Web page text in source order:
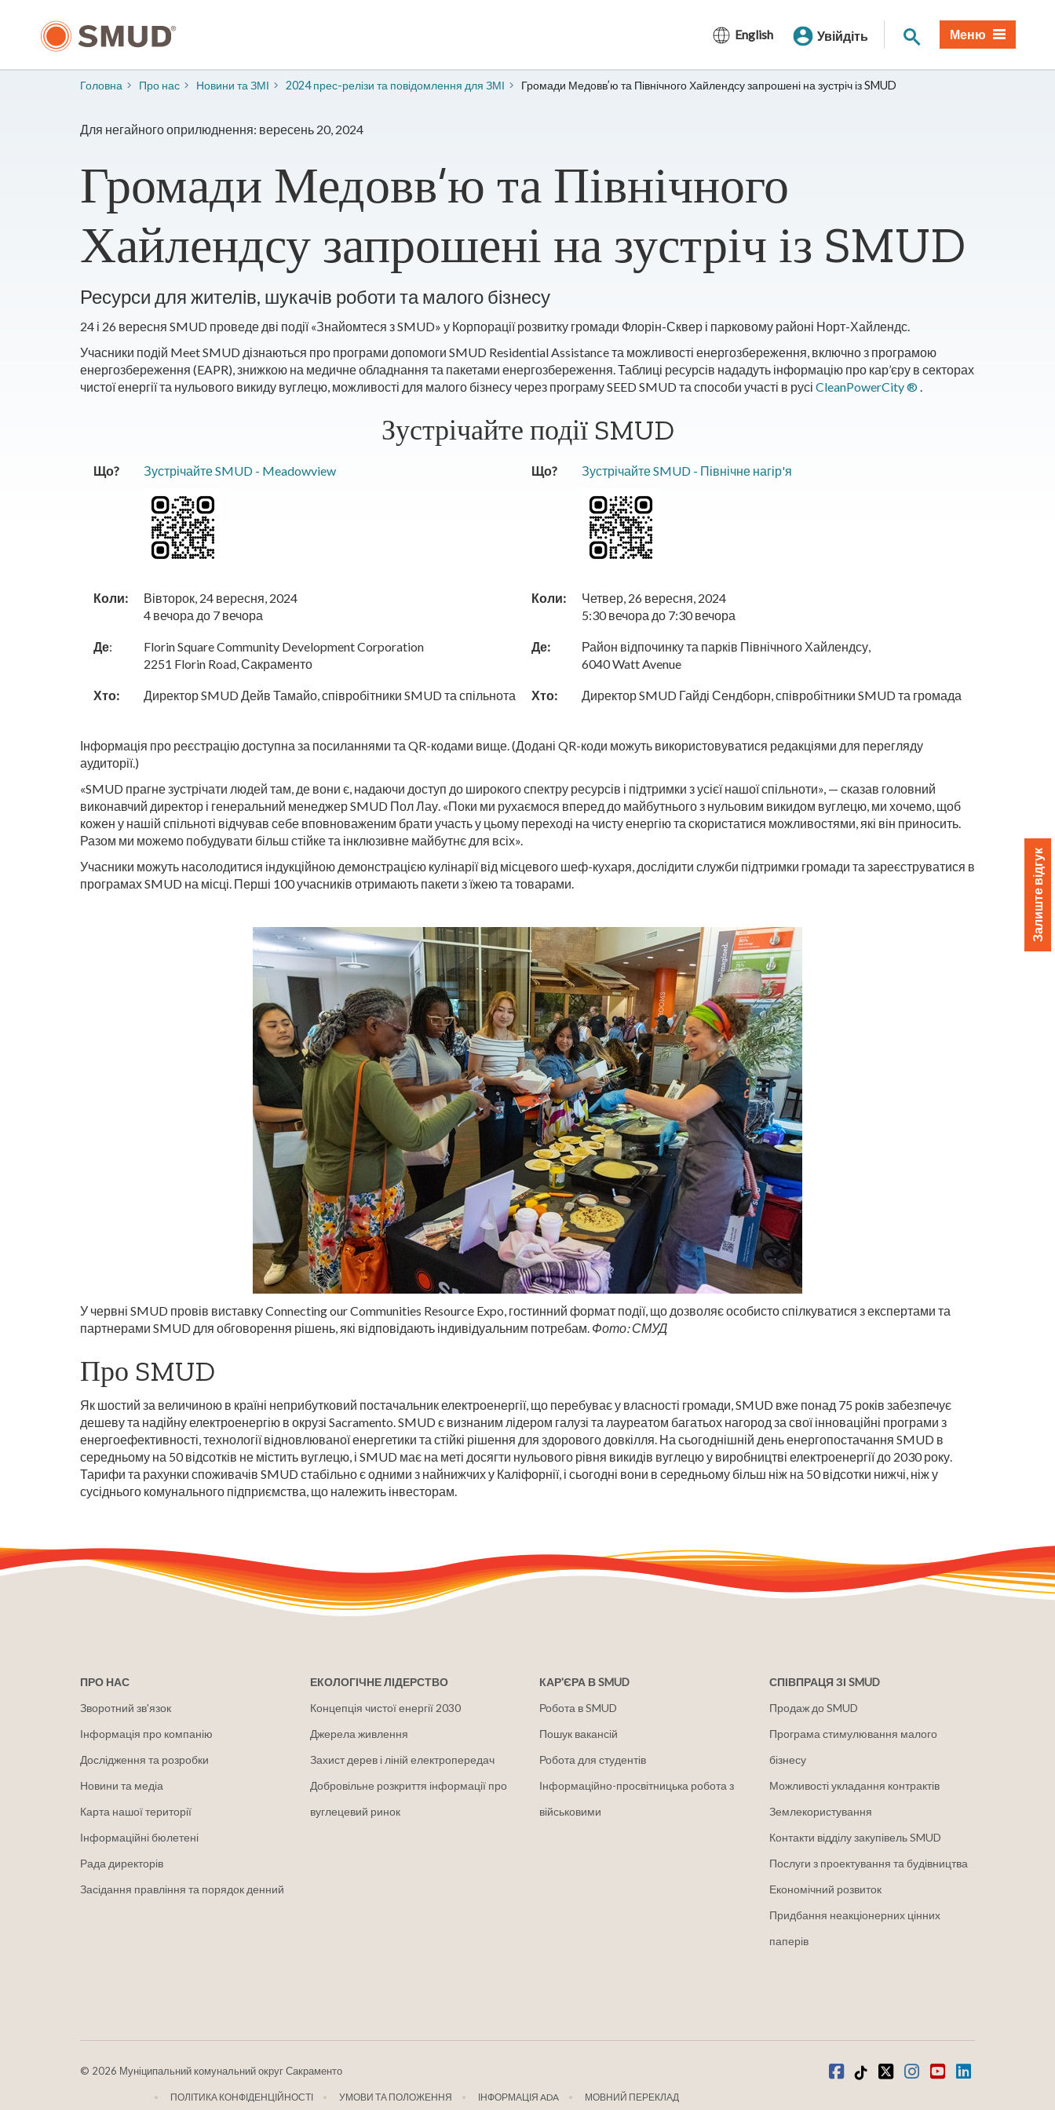
основного
English Увійдіть Пошук по сайту
Меню
Головна Про нас ​Новини та ЗМІ 2024 прес-релізи та повідомлення для ЗМІ Громади Медовв’ю та Північного Хайлендсу запрошені на зустріч із SMUD
Для негайного оприлюднення: вересень 20, 2024
Громади Медовв’ю та Північного
Хайлендсу запрошені на зустріч із SMUD
Ресурси для жителів, шукачів роботи та малого бізнесу
24 і 26 вересня SMUD проведе дві події «Знайомтеся з SMUD» у Корпорації розвитку громади Флорін-Сквер і парковому районі Норт-Хайлендс.
Учасники подій Meet SMUD дізнаються про програми допомоги SMUD Residential Assistance та можливості енергозбереження, включно з програмою
енергозбереження (EAPR), знижкою на медичне обладнання та пакетами енергозбереження. Таблиці ресурсів нададуть інформацію про кар’єру в секторах
чистої енергії та нульового викиду вуглецю, можливості для малого бізнесу через програму SEED SMUD та способи участі в русі CleanPowerCity ® .
Зустрічайте події SMUD
Що? Зустрічайте SMUD - Meadowview Що? Зустрічайте SMUD - Північне нагір'я
Коли:
Вівторок, 24 вересня, 2024
4 вечора до 7 вечора
Коли:
Четвер, 26 вересня, 2024
5:30 вечора до 7:30 вечора
Де:
Florin Square Community Development Corporation
2251 Florin Road, Сакраменто
Де:
Район відпочинку та парків Північного Хайлендсу,
6040 Watt Avenue
Хто: Директор SMUD Дейв Тамайо, співробітники SMUD та спільнота Хто: Директор SMUD Гайді Сендборн, співробітники SMUD та громада
Інформація про реєстрацію доступна за посиланнями та QR-кодами вище. (Додані QR-коди можуть використовуватися редакціями для перегляду
аудиторії.)
«SMUD прагне зустрічати людей там, де вони є, надаючи доступ до широкого спектру ресурсів і підтримки з усієї нашої спільноти», — сказав головний
виконавчий директор і генеральний менеджер SMUD Пол Лау. «Поки ми рухаємося вперед до майбутнього з нульовим викидом вуглецю, ми хочемо, щоб
кожен у нашій спільноті відчував себе вповноваженим брати участь у цьому переході на чисту енергію та скористатися можливостями, які він приносить.
Разом ми можемо побудувати більш стійке та інклюзивне майбутнє для всіх».
Учасники можуть насолодитися індукційною демонстрацією кулінарії від місцевого шеф-кухаря, дослідити служби підтримки громади та зареєструватися в
програмах SMUD на місці. Перші 100 учасників отримають пакети з їжею та товарами.
У червні SMUD провів виставку Connecting our Communities Resource Expo, гостинний формат події, що дозволяє особисто спілкуватися з експертами та
партнерами SMUD для обговорення рішень, які відповідають індивідуальним потребам. Фото: СМУД
Про SMUD
Як шостий за величиною в країні неприбутковий постачальник електроенергії, що перебуває у власності громади, SMUD вже понад 75 років забезпечує
дешеву та надійну електроенергію в окрузі Sacramento. SMUD є визнаним лідером галузі та лауреатом багатьох нагород за свої інноваційні програми з
енергоефективності, технології відновлюваної енергетики та стійкі рішення для здорового довкілля. На сьогоднішній день енергопостачання SMUD в
середньому на 50 відсотків не містить вуглецю, і SMUD має на меті досягти нульового рівня викидів вуглецю у виробництві електроенергії до 2030 року.
Тарифи та рахунки споживачів SMUD стабільно є одними з найнижчих у Каліфорнії, і сьогодні вони в середньому більш ніж на 50 відсотки нижчі, ніж у
сусіднього комунального підприємства, що належить інвесторам.
ПРО НАС
Зворотний зв'язок
Інформація про компанію
Дослідження та розробки
Новини та медіа
Карта нашої території
Інформаційні бюлетені
Рада директорів
Засідання правління та порядок денний
ЕКОЛОГІЧНЕ ЛІДЕРСТВО
Концепція чистої енергії 2030
Джерела живлення
Захист дерев і ліній електропередач
Добровільне розкриття інформації про
вуглецевий ринок
КАР'ЄРА В SMUD
Робота в SMUD
Пошук вакансій
Робота для студентів
Інформаційно-просвітницька робота з
військовими
СПІВПРАЦЯ ЗІ SMUD
Продаж до SMUD
Програма стимулювання малого
бізнесу
Можливості укладання контрактів
Землекористування
Контакти відділу закупівель SMUD
Послуги з проектування та будівництва
Економічний розвиток
Придбання неакціонерних цінних
паперів
© 2026 Муніципальний комунальний округ Сакраменто
ПОЛІТИКА КОНФІДЕНЦІЙНОСТІ УМОВИ ТА ПОЛОЖЕННЯ ІНФОРМАЦІЯ ADA МОВНИЙ ПЕРЕКЛАД
Facebook
TiktokтвіттерInstagram
youtubeLinkedIn
Залиште відгук